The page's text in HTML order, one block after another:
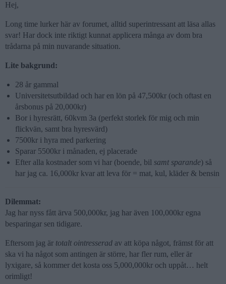
Hej,
Long time lurker här av forumet, alltid superintressant att läsa allas
svar! Har dock inte riktigt kunnat applicera många av dom bra
trådarna på min nuvarande situation.
Lite bakgrund:
28 år gammal
Universitetsutbildad och har en lön på 47,500kr (och oftast en
årsbonus på 20,000kr)
Bor i hyresrätt, 60kvm 3a (perfekt storlek för mig och min
flickvän, samt bra hyresvärd)
7500kr i hyra med parkering
Sparar 5500kr i månaden, ej placerade
Efter alla kostnader som vi har (boende, bil samt sparande) så
har jag ca. 16,000kr kvar att leva för = mat, kul, kläder & bensin
Dilemmat:
Jag har nyss fått ärva 500,000kr, jag har även 100,000kr egna
besparingar sen tidigare.
Eftersom jag är totalt ointresserad av att köpa något, främst för att
ska vi ha något som antingen är större, har fler rum, eller är
lyxigare, så kommer det kosta oss 5,000,000kr och uppåt… helt
orimligt!